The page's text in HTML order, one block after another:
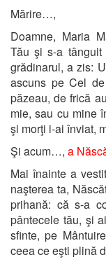
Mărire…,
Doamne, Maria
Tău şi s-a
grădinarul, a zis:
ascuns pe Cel
păzeau, de frică
mie, sau cu mine
şi morţi i-ai înviat,
Şi acum…, a
Mai înainte a
naşterea ta,
prihană: că s-a
pântecele tău, şi
sfinte, pe
ceea ce eşti plină